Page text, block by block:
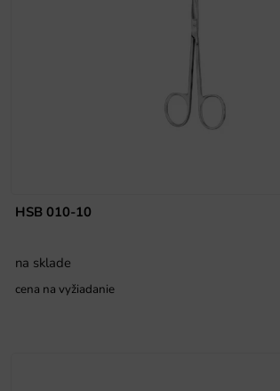
HSB 010-10
na sklade
cena na vyžiadanie